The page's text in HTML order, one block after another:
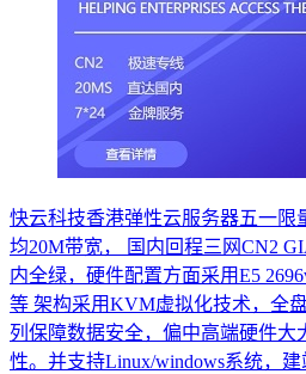
快云科技香港弹性云服务器五一限
均20M带宽， 国内回程三网CN2
内全绿，硬件配置方面采用E5
等 架构采用KVM虚拟化技术，全
列保障数据安全，偏中高端硬件大
性。并支持Linux/windows系统，